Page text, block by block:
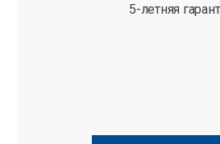
5-летняя